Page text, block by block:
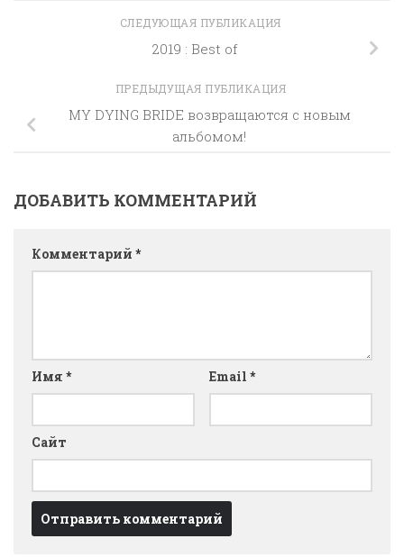
СЛЕДУЮЩАЯ ПУБЛИКАЦИЯ
2019 : Best of
ПРЕДЫДУЩАЯ ПУБЛИКАЦИЯ
MY DYING BRIDE возвращаются с новым
альбомом!
ДОБАВИТЬ КОММЕНТАРИЙ
Комментарий *
Имя * Email *
Сайт